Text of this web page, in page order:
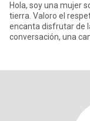
Hola, soy una mujer
tierra. Valoro el
encanta disfrutar de
conversación, una